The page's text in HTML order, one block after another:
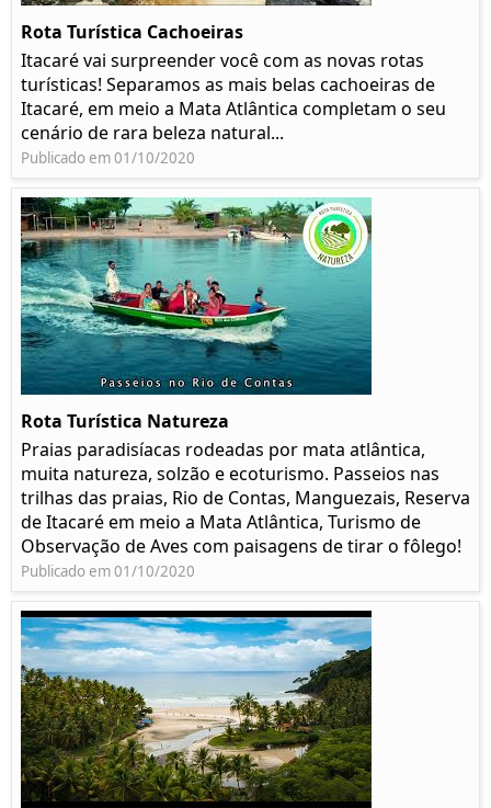
Rota Turística Cachoeiras
Itacaré vai surpreender você com as novas rotas
turísticas! Separamos as mais belas cachoeiras de
Itacaré, em meio a Mata Atlântica completam o seu
cenário de rara beleza natural...
Publicado em 01/10/2020
Rota Turística Natureza
Praias paradisíacas rodeadas por mata atlântica,
muita natureza, solzão e ecoturismo. Passeios nas
trilhas das praias, Rio de Contas, Manguezais, Reserva
de Itacaré em meio a Mata Atlântica, Turismo de
Observação de Aves com paisagens de tirar o fôlego!
Publicado em 01/10/2020